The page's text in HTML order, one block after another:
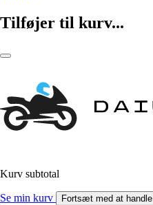
Tilføjer til kurv...
Kurv subtotal
Se min kurv Fortsæt med at handle